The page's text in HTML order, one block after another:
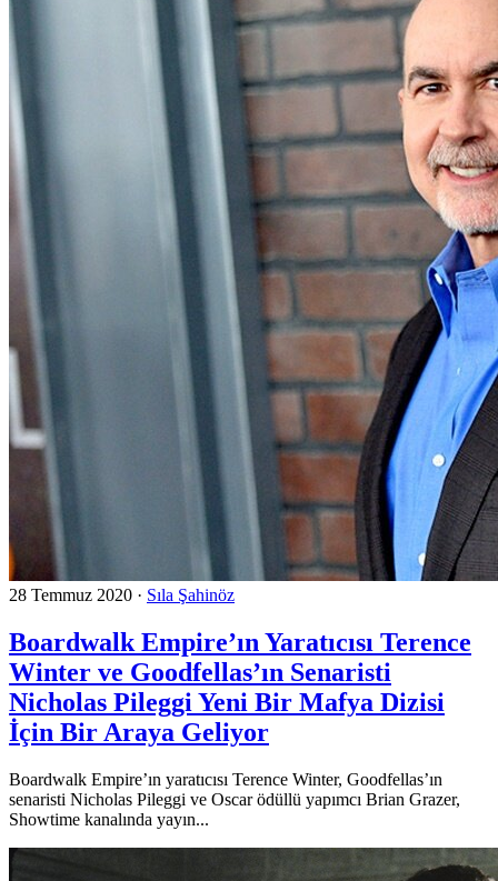
28 Temmuz 2020 · Sıla Şahinöz
Boardwalk Empire’ın Yaratıcısı Terence
Winter ve Goodfellas’ın Senaristi
Nicholas Pileggi Yeni Bir Mafya Dizisi
İçin Bir Araya Geliyor
Boardwalk Empire’ın yaratıcısı Terence Winter, Goodfellas’ın
senaristi Nicholas Pileggi ve Oscar ödüllü yapımcı Brian Grazer,
Showtime kanalında yayın...